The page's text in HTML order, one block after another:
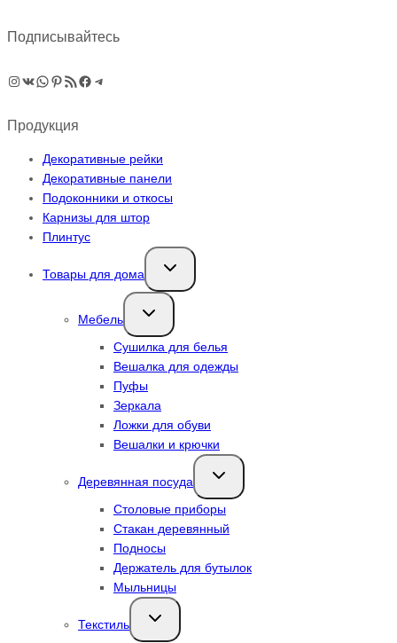
Подписывайтесь
Instagram
ВКонтакте
WhatsApp
Pinterest
RSS-рассылка
Facebook
Telegram
Продукция
Декоративные рейки
Декоративные панели
Подоконники и откосы
Карнизы для штор
Плинтус
Товары для дома
Переключить
дочернее
Мебель
Переключить
дочернее
Сушилка для белья
Вешалка для одежды
Пуфы
Зеркала
Ложки для обуви
Вешалки и крючки
Деревянная посуда
Переключить
дочернее
Столовые приборы
Стакан деревянный
Подносы
Держатель для бутылок
Мыльницы
Текстиль
Переключить
дочернее